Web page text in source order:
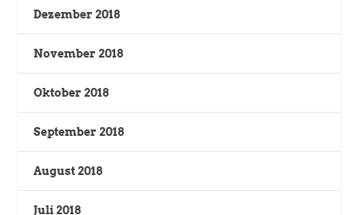
Dezember 2018
November 2018
Oktober 2018
September 2018
August 2018
Juli 2018